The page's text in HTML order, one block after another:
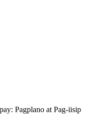
Pagplano at Pag-iisip